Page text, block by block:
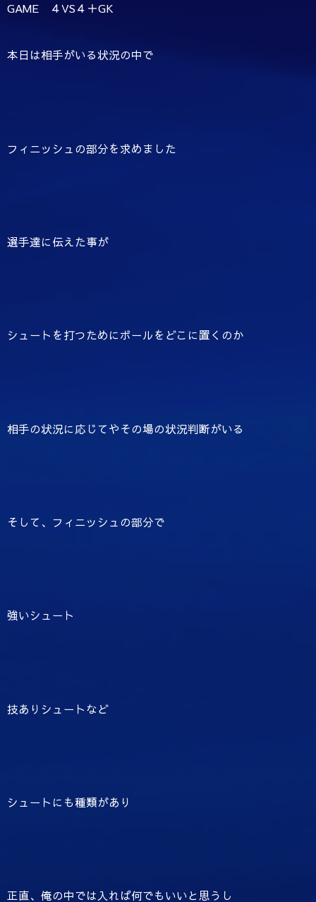
GAME ４VS４＋GK
本日は相手がいる状況の中で
フィニッシュの部分を求めました
選手達に伝えた事が
シュートを打つためにボールをどこに置くのか
相手の状況に応じてやその場の状況判断がいる
そして、フィニッシュの部分で
強いシュート
技ありシュートなど
シュートにも種類があり
正直、俺の中では入れば何でもいいと思うし